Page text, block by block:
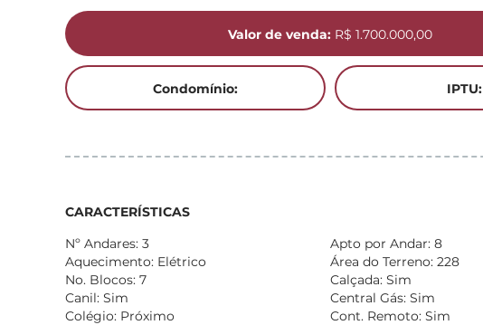
Valor de venda:R$ 1.700.000,00
Condomínio: IPTU:
CARACTERÍSTICAS
Nº Andares: 3
Apto por Andar: 8
Aquecimento: Elétrico
Área do Terreno: 228
No. Blocos: 7
Calçada: Sim
Canil: Sim
Central Gás: Sim
Colégio: Próximo
Cont. Remoto: Sim